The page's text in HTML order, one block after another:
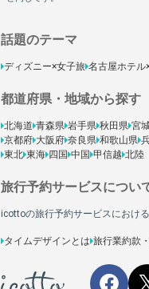
話題のテーマ
ディズニー×女子旅 名古屋ホテル
都道府県・地域から探す
北海道 青森県 岩手県 秋田県 宮
京都府 大阪府 奈良県 和歌山県
東北 東海 四国 中国 甲信越 北陸
旅行予約サービスについ
icottoの旅行予約サービスにおけ
タイムデザインとは 旅行業約款